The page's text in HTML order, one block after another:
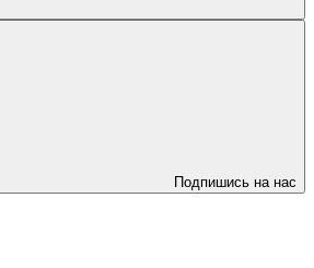
Подпишись на нас